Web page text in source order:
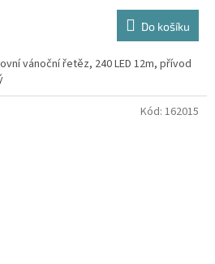
Do košíku
vánoční řetěz, 240 LED 12m, přívod
Kód: 162015